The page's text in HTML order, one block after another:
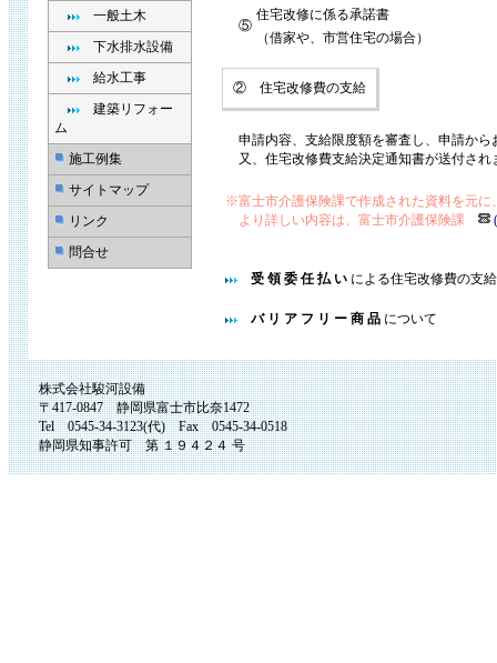
一般土木
下水排水設備
給水工事
建築リフォー
ム
施工例集
サイトマップ
リンク
問合せ
⑤
住宅改修に係る承諾書
（借家や、市営住宅の場合）
② 住宅改修費の支給
申請内容、支給限度額を審査し、申請から
又、住宅改修費支給決定通知書が送付され
※富士市介護保険課で作成された資料を元
より詳しい内容は、富士市介護保険課
受 領 委 任 払 い による住宅改修費の支
バ リ ア フ リ ー 商 品 について
株式会社駿河設備
〒417-0847 静岡県富士市比奈1472
Tel 0545-34-3123(代) Fax 0545-34-0518
静岡県知事許可 第 １９４２４ 号